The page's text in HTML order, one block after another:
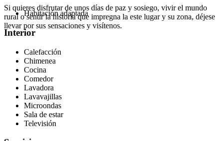
Si quieres disfrutar de unos días de paz y sosiego, vivir el mundo
rural o sentir la historia que impregna la este lugar y su zona, déjese
llevar por sus sensaciones y visítenos.
Habitación adaptada
Interior
Calefacción
Chimenea
Cocina
Comedor
Lavadora
Lavavajillas
Microondas
Sala de estar
Televisión